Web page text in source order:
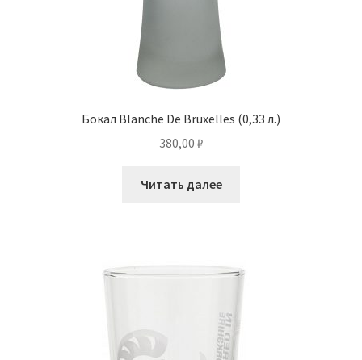
Бокал Blanche De Bruxelles (0,33 л.)
380,00 ₽
Читать далее